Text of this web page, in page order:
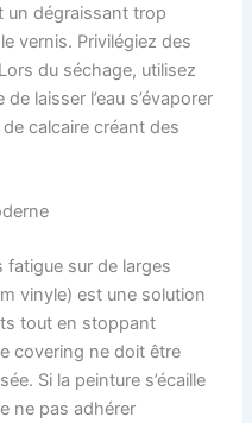
un dégraissant trop
vernis. Privilégiez des
du séchage, utilisez
laisser l’eau s’évaporer
calcaire créant des
fatigue sur de larges
vinyle) est une solution
tout en stoppant
covering ne doit être
Si la peinture s’écaille
ne pas adhérer